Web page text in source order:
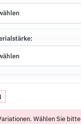
Wählen Sie